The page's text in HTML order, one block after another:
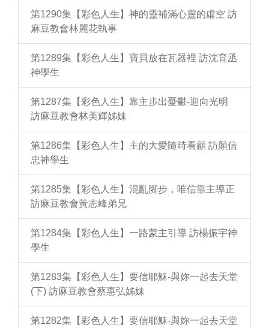
第1290集【彩色人生】神的靈補滿心靈的虛空 訪
麻豆教會林麗花執事
第1289集【彩色人生】寶貝放在瓦器裡 訪沈育丞
神學生
第1287集【彩色人生】靠主步出憂鬱-迎向光明
訪麻豆教會林美輝姊妹
第1286集【彩色人生】主的大愛隨時看顧 訪顏信
忠神學生
第1285集【彩色人生】混亂腳步，唯信靠主導正
訪麻豆教會黃志峰弟兄
第1284集【彩色人生】一路蒙主引導 訪楊振宇神
學生
第1283集【彩色人生】要信耶穌-與妳一起去天堂
(下) 訪麻豆教會蔡惠弘姊妹
第1282集【彩色人生】要信耶穌-與妳一起去天堂